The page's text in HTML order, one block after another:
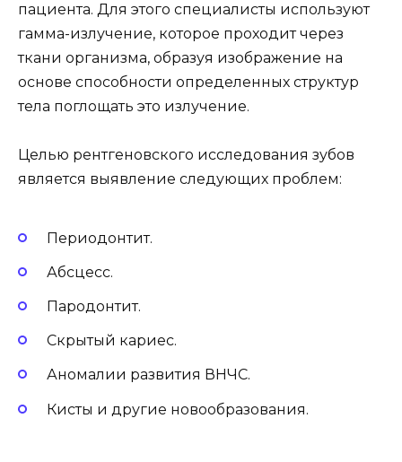
пациента. Для этого специалисты используют
гамма-излучение, которое проходит через
ткани организма, образуя изображение на
основе способности определенных структур
тела поглощать это излучение.
Целью рентгеновского исследования зубов
является выявление следующих проблем:
Периодонтит.
Абсцесс.
Пародонтит.
Скрытый кариес.
Аномалии развития ВНЧС.
Кисты и другие новообразования.